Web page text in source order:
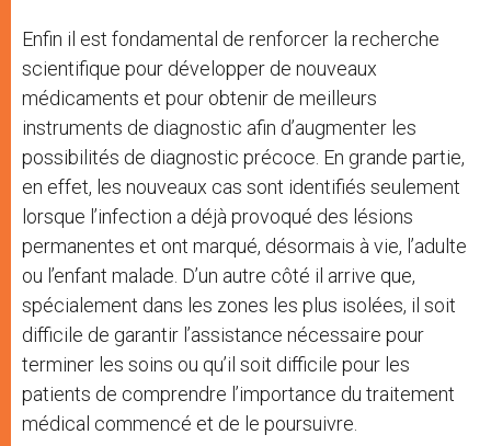
Enfin il est fondamental de renforcer la recherche
scientifique pour développer de nouveaux
médicaments et pour obtenir de meilleurs
instruments de diagnostic afin d’augmenter les
possibilités de diagnostic précoce. En grande partie,
en effet, les nouveaux cas sont identifiés seulement
lorsque l’infection a déjà provoqué des lésions
permanentes et ont marqué, désormais à vie, l’adulte
ou l’enfant malade. D’un autre côté il arrive que,
spécialement dans les zones les plus isolées, il soit
difficile de garantir l’assistance nécessaire pour
terminer les soins ou qu’il soit difficile pour les
patients de comprendre l’importance du traitement
médical commencé et de le poursuivre.